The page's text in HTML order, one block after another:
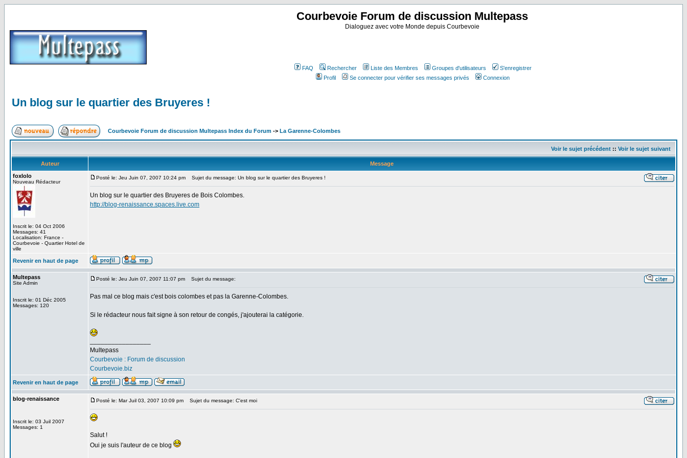
Courbevoie Forum de discussion Multepass
Dialoguez avec votre Monde depuis Courbevoie
FAQ Rechercher Liste des Membres Groupes d'utilisateurs
S'enregistrer
Profil
Se connecter pour vérifier ses messages privés Connexion
Un blog sur le quartier des Bruyeres !
Courbevoie Forum de discussion Multepass Index du Forum -> La Garenne-Colombes
Voir le sujet précédent :: Voir le sujet suivant
Auteur
Message
foxlolo
Nouveau Rédacteur
Inscrit le: 04 Oct 2006
Messages: 41
Localisation: France -
Courbevoie - Quartier Hotel de
ville
Posté le: Jeu Juin 07, 2007 10:24 pm Sujet du message: Un blog sur le quartier des Bruyeres !
Un blog sur le quartier des Bruyeres de Bois Colombes.
http://blog-renaissance.spaces.live.com
Revenir en haut de page
Multepass
Site Admin
Inscrit le: 01 Déc 2005
Messages: 120
Posté le: Jeu Juin 07, 2007 11:07 pm Sujet du message:
Pas mal ce blog mais c'est bois colombes et pas la Garenne-Colombes.
Si le rédacteur nous fait signe à son retour de congés, j'ajouterai la catégorie.
Multepass
Courbevoie : Forum de discussion
Courbevoie.biz
Revenir en haut de page
blog-renaissance
Inscrit le: 03 Juil 2007
Messages: 1
Posté le: Mar Juil 03, 2007 10:09 pm Sujet du message: C'est moi
Salut !
Oui je suis l'auteur de ce blog